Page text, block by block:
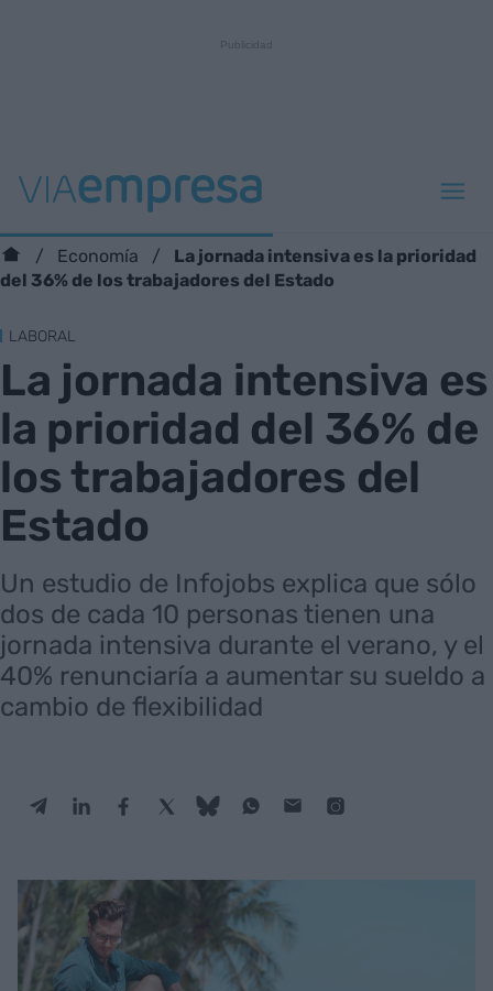
Economía
La jornada intensiva es la prioridad
del 36% de los trabajadores del Estado
LABORAL
La jornada intensiva es
la prioridad del 36% de
los trabajadores del
Estado
Un estudio de Infojobs explica que sólo
dos de cada 10 personas tienen una
jornada intensiva durante el verano, y el
40% renunciaría a aumentar su sueldo a
cambio de flexibilidad